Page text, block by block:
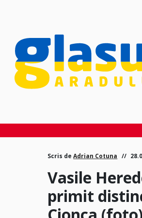
Scris deAdrian Cotuna
Vasile
primit